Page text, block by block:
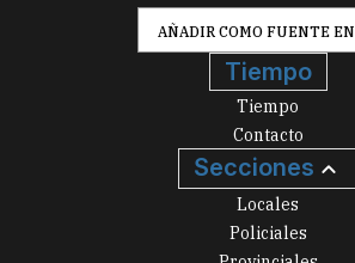
AÑADIR COMO FUENTE EN
Tiempo
Tiempo
Contacto
Secciones
Locales
Policiales